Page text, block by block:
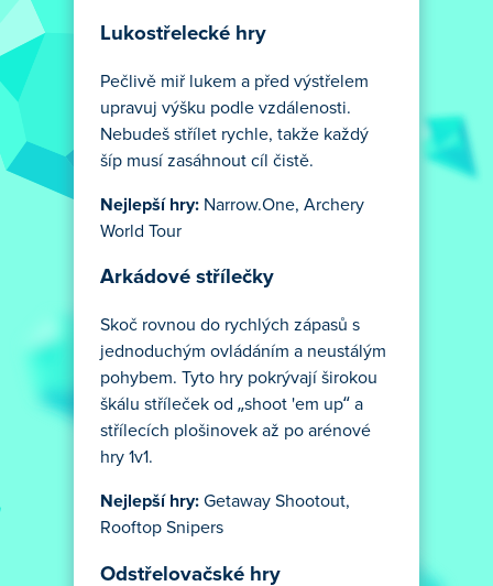
Lukostřelecké hry
Pečlivě miř lukem a před výstřelem
upravuj výšku podle vzdálenosti.
Nebudeš střílet rychle, takže každý
šíp musí zasáhnout cíl čistě.
Nejlepší hry: Narrow.One, Archery
World Tour
Arkádové střílečky
Skoč rovnou do rychlých zápasů s
jednoduchým ovládáním a neustálým
pohybem. Tyto hry pokrývají širokou
škálu stříleček od „shoot 'em up“ a
střílecích plošinovek až po arénové
hry 1v1.
Nejlepší hry: Getaway Shootout,
Rooftop Snipers
Odstřelovačské hry